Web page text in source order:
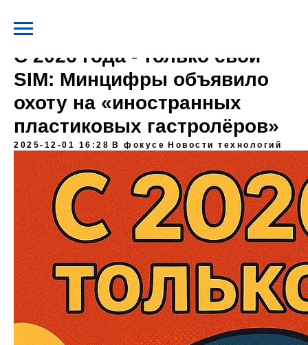
С 2026 года - только свои
SIM: Минцифры объявило
охоту на «иностранных
пластиковых гастролёров»
2025-12-01 16:28 В фокусе Новости технологий